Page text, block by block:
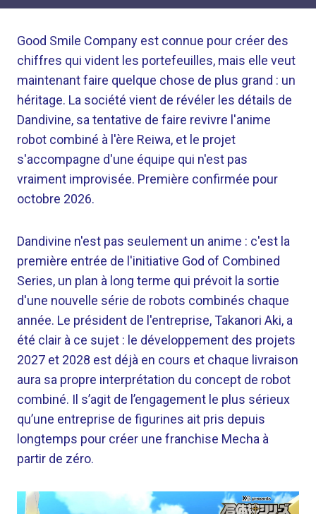
Good Smile Company est connue pour créer des
chiffres qui vident les portefeuilles, mais elle veut
maintenant faire quelque chose de plus grand : un
héritage. La société vient de révéler les détails de
Dandivine, sa tentative de faire revivre l'anime
robot combiné à l'ère Reiwa, et le projet
s'accompagne d'une équipe qui n'est pas
vraiment improvisée. Première confirmée pour
octobre 2026.
Dandivine n'est pas seulement un anime : c'est la
première entrée de l'initiative God of Combined
Series, un plan à long terme qui prévoit la sortie
d'une nouvelle série de robots combinés chaque
année. Le président de l'entreprise, Takanori Aki, a
été clair à ce sujet : le développement des projets
2027 et 2028 est déjà en cours et chaque livraison
aura sa propre interprétation du concept de robot
combiné. Il s’agit de l’engagement le plus sérieux
qu’une entreprise de figurines ait pris depuis
longtemps pour créer une franchise Mecha à
partir de zéro.